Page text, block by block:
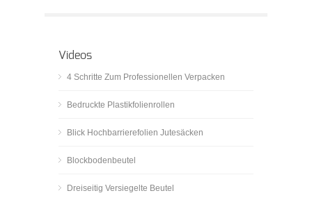
Videos
4 Schritte Zum Professionellen Verpacken
Bedruckte Plastikfolienrollen
Blick Hochbarrierefolien Jutesäcken
Blockbodenbeutel
Dreiseitig Versiegelte Beutel